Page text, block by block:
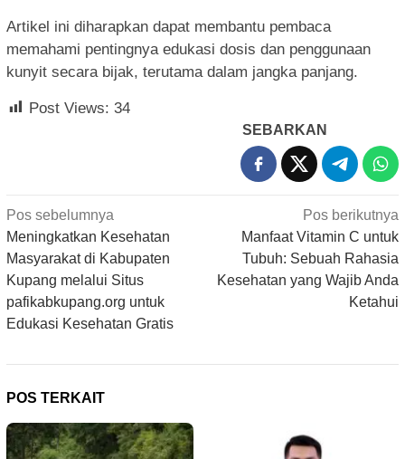
Artikel ini diharapkan dapat membantu pembaca
memahami pentingnya edukasi dosis dan penggunaan
kunyit secara bijak, terutama dalam jangka panjang.
Post Views: 34
SEBARKAN
Navigasi
pos
Pos sebelumnya
Meningkatkan Kesehatan
Masyarakat di Kabupaten
Kupang melalui Situs
pafikabkupang.org untuk
Edukasi Kesehatan Gratis
Pos berikutnya
Manfaat Vitamin C untuk
Tubuh: Sebuah Rahasia
Kesehatan yang Wajib Anda
Ketahui
POS TERKAIT